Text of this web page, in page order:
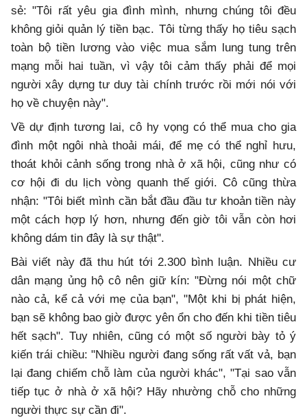
sẻ: "Tôi rất yêu gia đình mình, nhưng chúng tôi đều
không giỏi quản lý tiền bạc. Tôi từng thấy họ tiêu sạch
toàn bộ tiền lương vào việc mua sắm lung tung trên
mạng mỗi hai tuần, vì vậy tôi cảm thấy phải để mọi
người xây dựng tư duy tài chính trước rồi mới nói với
họ về chuyện này".
Về dự định tương lai, cô hy vọng có thể mua cho gia
đình một ngôi nhà thoải mái, để mẹ có thể nghỉ hưu,
thoát khỏi cảnh sống trong nhà ở xã hội, cũng như có
cơ hội đi du lịch vòng quanh thế giới. Cô cũng thừa
nhận: "Tôi biết mình cần bắt đầu đầu tư khoản tiền này
một cách hợp lý hơn, nhưng đến giờ tôi vẫn còn hơi
không dám tin đây là sự thật".
Bài viết này đã thu hút tới 2.300 bình luận. Nhiều cư
dân mạng ủng hộ cô nên giữ kín: "Đừng nói một chữ
nào cả, kể cả với mẹ của bạn", "Một khi bị phát hiện,
bạn sẽ không bao giờ được yên ổn cho đến khi tiền tiêu
hết sạch". Tuy nhiên, cũng có một số người bày tỏ ý
kiến trái chiều: "Nhiều người đang sống rất vất vả, bạn
lại đang chiếm chỗ làm của người khác", "Tại sao vẫn
tiếp tục ở nhà ở xã hội? Hãy nhường chỗ cho những
người thực sự cần đi".